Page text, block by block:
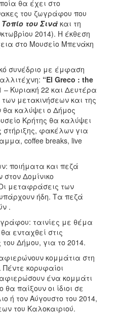
θα έχει στο
του ζωγράφου που
Τοπίο του Σινά και τη
2014). Η έκθεση
στο Μουσείο Μπενάκη
συνέδριο με έμφαση
“El Greco : the
– Κυριακή 22 και Δευτέρα
μετακινήσεων και της
θα καλύψει ο Δήμος
Κρήτης θα καλύψει
φακέλων για
coffee breaks, live
και πεζά
Δομίνικο
μεταφράσεις των
ήδη. Τα πεζά
.
ταινίες με θέμα
ενταχθεί στις
Δήμου, για το 2014.
κομμάτια στη
κορυφαίοι
ένα κομμάτι
παίξουν οι ίδιοι σε
ή τον Αύγουστο του 2014,
του Καλοκαιριού.